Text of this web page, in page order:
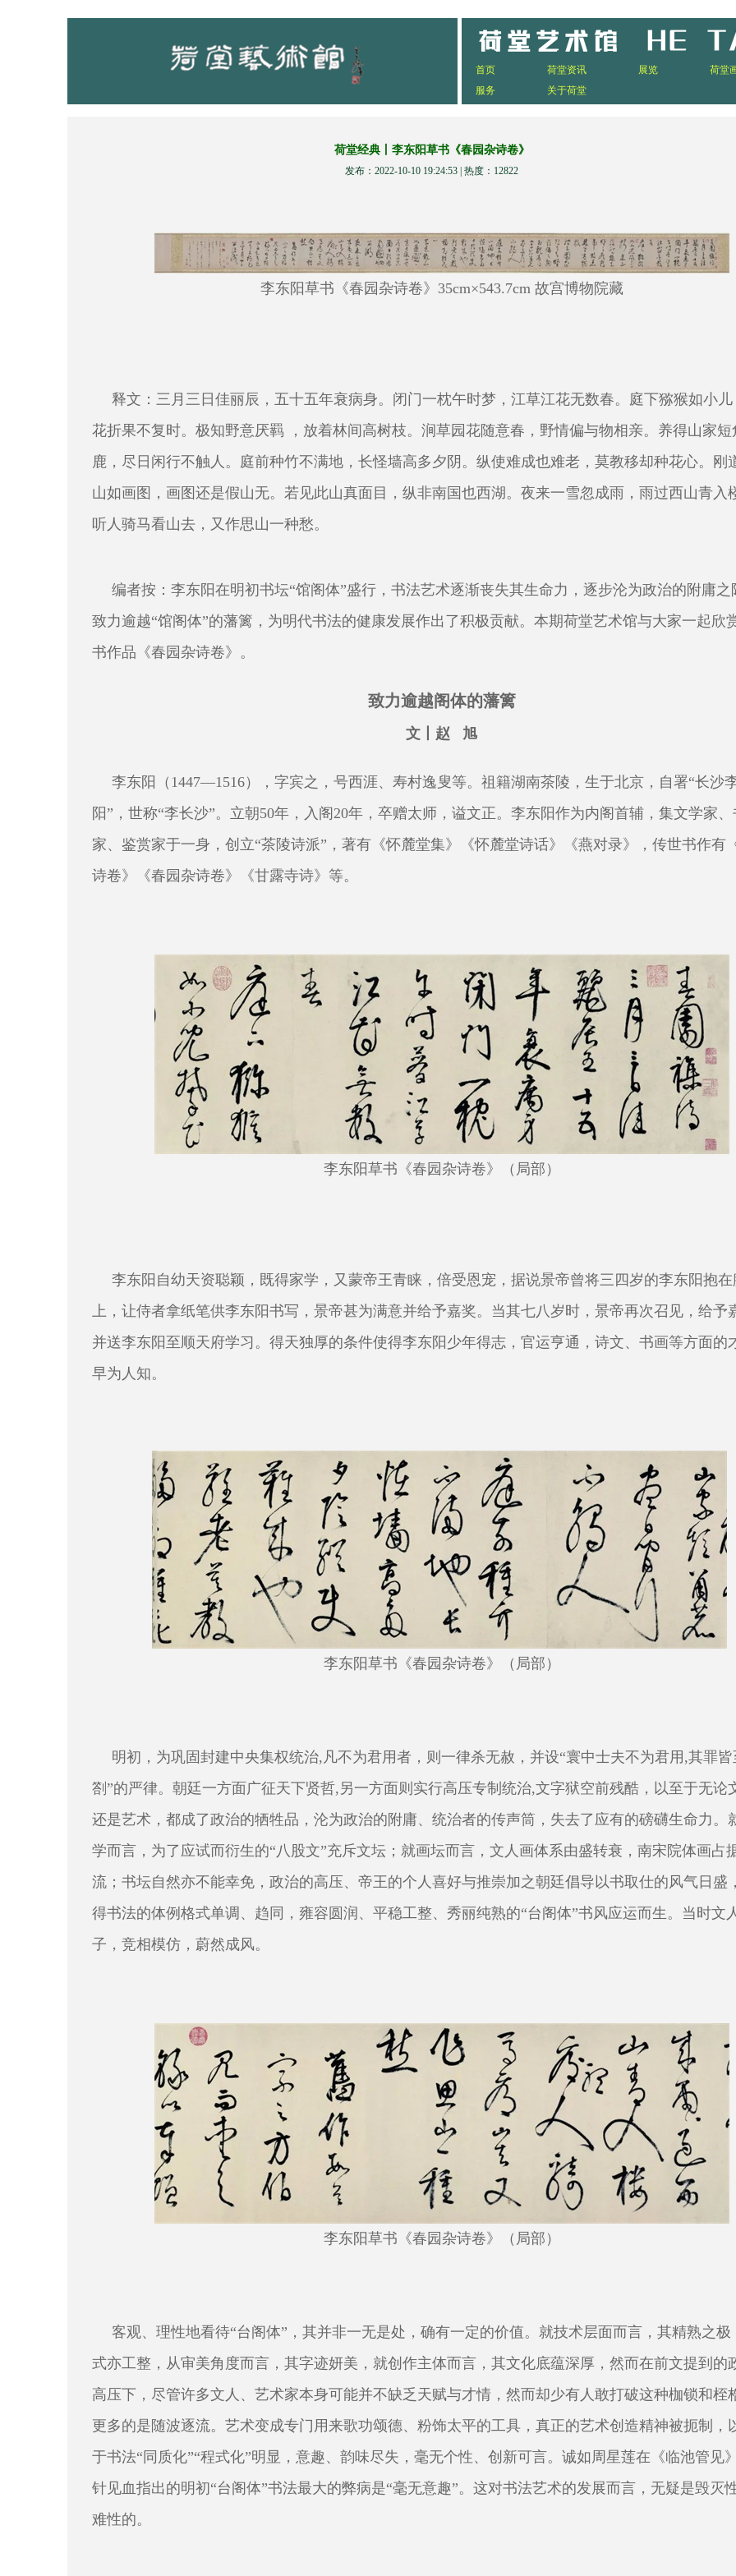
首页 荷堂资讯 展览 荷堂
服务
关于荷堂
荷堂经典丨李东阳草书《春园杂诗卷》
发布：2022-10-10 19:24:53 | 热度：12822
李东阳草书《春园杂诗卷》35cm×543.7cm 故宫博物院藏
释文：三月三日佳丽辰，五十五年衰病身。闭门一枕午时梦，江草江花无数春。庭下猕猴如小儿
花折果不复时。极知野意厌羁 ，放着林间高树枝。涧草园花随意春，野情偏与物相亲。养得山家短
鹿，尽日闲行不触人。庭前种竹不满地，长怪墙高多夕阴。纵使难成也难老，莫教移却种花心。刚
山如画图，画图还是假山无。若见此山真面目，纵非南国也西湖。夜来一雪忽成雨，雨过西山青入
听人骑马看山去，又作思山一种愁。
编者按：李东阳在明初书坛“馆阁体”盛行，书法艺术逐渐丧失其生命力，逐步沦为政治的附庸之
致力逾越“馆阁体”的藩篱，为明代书法的健康发展作出了积极贡献。本期荷堂艺术馆与大家一起欣
书作品《春园杂诗卷》。
致力逾越阁体的藩篱
文丨赵 旭
李东阳（1447—1516），字宾之，号西涯、寿村逸叟等。祖籍湖南茶陵，生于北京，自署“长沙
阳”，世称“李长沙”。立朝50年，入阁20年，卒赠太师，谥文正。李东阳作为内阁首辅，集文学家
家、鉴赏家于一身，创立“茶陵诗派”，著有《怀麓堂集》《怀麓堂诗话》《燕对录》，传世书作有
诗卷》《春园杂诗卷》《甘露寺诗》等。
李东阳草书《春园杂诗卷》（局部）
李东阳自幼天资聪颖，既得家学，又蒙帝王青睐，倍受恩宠，据说景帝曾将三四岁的李东阳抱在
上，让侍者拿纸笔供李东阳书写，景帝甚为满意并给予嘉奖。当其七八岁时，景帝再次召见，给予
并送李东阳至顺天府学习。得天独厚的条件使得李东阳少年得志，官运亨通，诗文、书画等方面的
早为人知。
李东阳草书《春园杂诗卷》（局部）
明初，为巩固封建中央集权统治,凡不为君用者，则一律杀无赦，并设“寰中士夫不为君用,其罪
劄”的严律。朝廷一方面广征天下贤哲,另一方面则实行高压专制统治,文字狱空前残酷，以至于无论
还是艺术，都成了政治的牺牲品，沦为政治的附庸、统治者的传声筒，失去了应有的磅礴生命力。
学而言，为了应试而衍生的“八股文”充斥文坛；就画坛而言，文人画体系由盛转衰，南宋院体画占
流；书坛自然亦不能幸免，政治的高压、帝王的个人喜好与推崇加之朝廷倡导以书取仕的风气日盛
得书法的体例格式单调、趋同，雍容圆润、平稳工整、秀丽纯熟的“台阁体”书风应运而生。当时文
子，竞相模仿，蔚然成风。
李东阳草书《春园杂诗卷》（局部）
客观、理性地看待“台阁体”，其并非一无是处，确有一定的价值。就技术层面而言，其精熟之极
式亦工整，从审美角度而言，其字迹妍美，就创作主体而言，其文化底蕴深厚，然而在前文提到的
高压下，尽管许多文人、艺术家本身可能并不缺乏天赋与才情，然而却少有人敢打破这种枷锁和桎
更多的是随波逐流。艺术变成专门用来歌功颂德、粉饰太平的工具，真正的艺术创造精神被扼制，
于书法“同质化”“程式化”明显，意趣、韵味尽失，毫无个性、创新可言。诚如周星莲在《临池管见
针见血指出的明初“台阁体”书法最大的弊病是“毫无意趣”。这对书法艺术的发展而言，无疑是毁灭
难性的。